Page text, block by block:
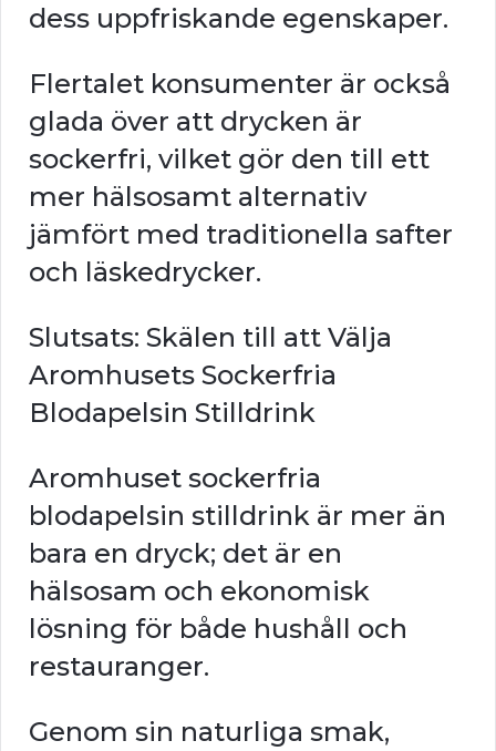
dess uppfriskande egenskaper.
Flertalet konsumenter är också
glada över att drycken är
sockerfri, vilket gör den till ett
mer hälsosamt alternativ
jämfört med traditionella safter
och läskedrycker.
Slutsats: Skälen till att Välja
Aromhusets Sockerfria
Blodapelsin Stilldrink
Aromhuset sockerfria
blodapelsin stilldrink är mer än
bara en dryck; det är en
hälsosam och ekonomisk
lösning för både hushåll och
restauranger.
Genom sin naturliga smak,